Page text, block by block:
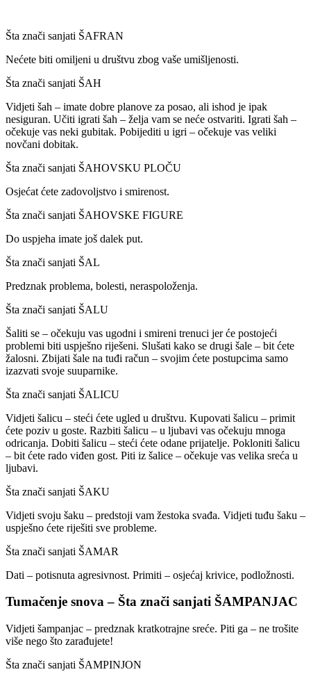
Šta znači sanjati ŠAFRAN
Nećete biti omiljeni u društvu zbog vaše umišljenosti.
Šta znači sanjati ŠAH
Vidjeti šah – imate dobre planove za posao, ali ishod je ipak
nesiguran. Učiti igrati šah – želja vam se neće ostvariti. Igrati šah –
očekuje vas neki gubitak. Pobijediti u igri – očekuje vas veliki
novčani dobitak.
Šta znači sanjati ŠAHOVSKU PLOČU
Osjećat ćete zadovoljstvo i smirenost.
Šta znači sanjati ŠAHOVSKE FIGURE
Do uspjeha imate još dalek put.
Šta znači sanjati ŠAL
Predznak problema, bolesti, neraspoloženja.
Šta znači sanjati ŠALU
Šaliti se – očekuju vas ugodni i smireni trenuci jer će postojeći
problemi biti uspješno riješeni. Slušati kako se drugi šale – bit ćete
žalosni. Zbijati šale na tuđi račun – svojim ćete postupcima samo
izazvati svoje suuparnike.
Šta znači sanjati ŠALICU
Vidjeti šalicu – steći ćete ugled u društvu. Kupovati šalicu – primit
ćete poziv u goste. Razbiti šalicu – u ljubavi vas očekuju mnoga
odricanja. Dobiti šalicu – steći ćete odane prijatelje. Pokloniti šalicu
– bit ćete rado viđen gost. Piti iz šalice – očekuje vas velika sreća u
ljubavi.
Šta znači sanjati ŠAKU
Vidjeti svoju šaku – predstoji vam žestoka svađa. Vidjeti tuđu šaku –
uspješno ćete riješiti sve probleme.
Šta znači sanjati ŠAMAR
Dati – potisnuta agresivnost. Primiti – osjećaj krivice, podložnosti.
Tumačenje snova – Šta znači sanjati ŠAMPANJAC
Vidjeti šampanjac – predznak kratkotrajne sreće. Piti ga – ne trošite
više nego što zarađujete!
Šta znači sanjati ŠAMPINJON